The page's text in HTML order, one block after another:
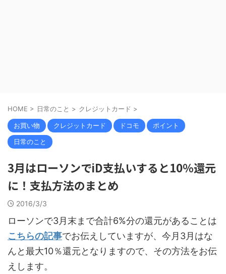
HOME > 日常のこと > クレジットカード >
お買い物 クレジットカード ドコモ
ポイント
日常のこと
3月はローソンでiD支払いすると10％還元
に！支払方法のまとめ
2016/3/3
ローソンで3月末まで合計6%分の還元があることは
こちらの記事でお伝えしていますが、今月3月はな
んと最大10％還元となりますので、その方法をお伝
えします。